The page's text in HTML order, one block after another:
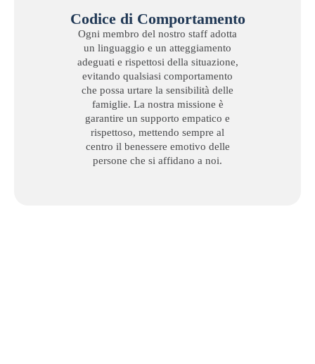
Codice di Comportamento
Ogni membro del nostro staff adotta
un linguaggio e un atteggiamento
adeguati e rispettosi della situazione,
evitando qualsiasi comportamento
che possa urtare la sensibilità delle
famiglie. La nostra missione è
garantire un supporto empatico e
rispettoso, mettendo sempre al
centro il benessere emotivo delle
persone che si affidano a noi.